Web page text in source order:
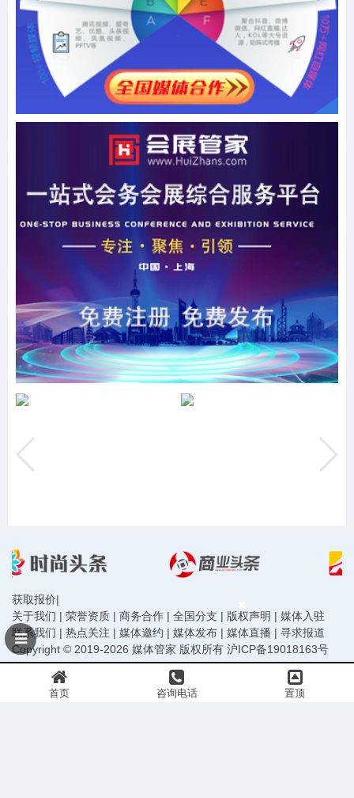
获取报价|
关于我们 | 荣誉资质 | 商务合作 | 全国分支 | 版权声明 | 媒体入驻
联系我们 | 热点关注 | 媒体邀约 | 媒体发布 | 媒体直播 | 寻求报道
Copyright © 2019-2026 媒体管家 版权所有 沪ICP备19018163号
首页 咨询电话 置顶